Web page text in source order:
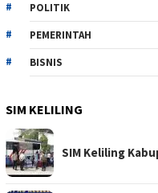
POLITIK
PEMERINTAH
BISNIS
SIM KELILING
SIM Keliling